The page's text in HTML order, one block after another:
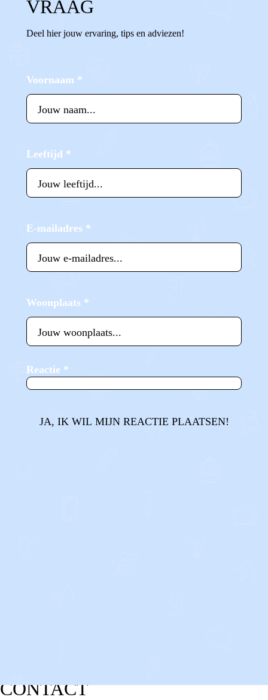
VRAAG
Deel hier jouw ervaring, tips en adviezen!
Voornaam *
Leeftijd *
E-mailadres *
Woonplaats *
Reactie *
JA, IK WIL MIJN REACTIE PLAATSEN!
CONTACT